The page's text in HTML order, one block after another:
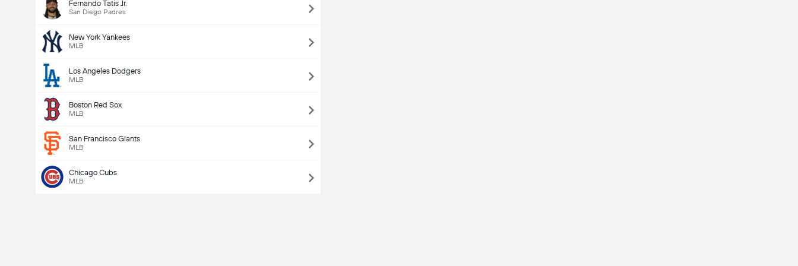
Fernando Tatis Jr.
San Diego Padres
New York Yankees
MLB
Los Angeles Dodgers
MLB
Boston Red Sox
MLB
San Francisco Giants
MLB
Chicago Cubs
MLB